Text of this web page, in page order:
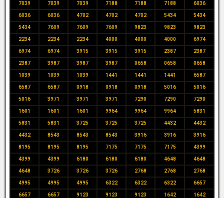
7039 7039 7039 7188 7188 7188 6036
6036 6036 4702 4702 4702 5434 5434
5434 7609 7609 7609 9823 9823 9823
2234 2234 2234 4000 4000 4000 6974
6974 6974 3915 3915 3915 2387 2387
2387 3987 3987 3987 0658 0658 0658
1039 1039 1039 1441 1441 1441 6587
6587 6587 0918 0918 0918 5016 5016
5016 3971 3971 3971 7290 7290 7290
1601 1601 1601 9964 9964 9964 5831
5831 5831 3725 3725 3725 4432 4432
4432 8543 8543 8543 3916 3916 3916
8195 8195 8195 7175 7175 7175 4399
4399 4399 6180 6180 6180 4648 4648
4648 3726 3726 3726 2768 2768 2768
4995 4995 4995 6322 6322 6322 6657
6657 6657 9123 9123 9123 1642 1642